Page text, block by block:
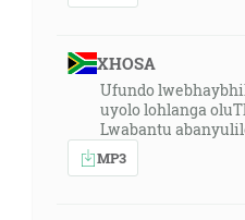
XHOSA
Ufundo
uyolo lohlanga
Lwabantu
MP3